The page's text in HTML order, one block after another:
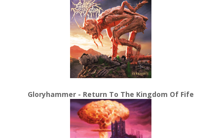
Gloryhammer - Return To The Kingdom Of Fife